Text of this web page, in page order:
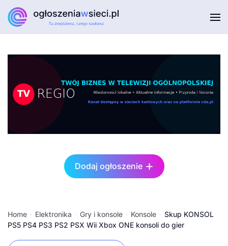
Dodaj ogłoszenie
Home Elektronika Gry i konsole Konsole
Skup KONSOL
PS5 PS4 PS3 PS2 PSX Wii Xbox ONE konsoli do gier